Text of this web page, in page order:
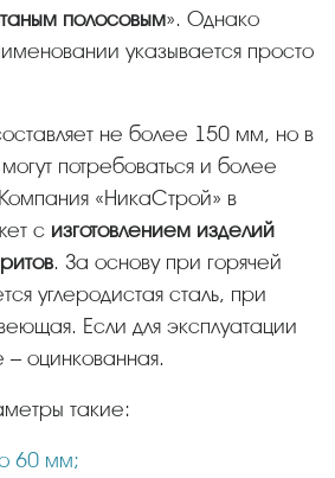
полосовым». Однако
указывается просто
потребоваться и более
«НикаСтрой» в
с изготовлением изделий
. За основу при горячей
углеродистая сталь, при
Если для эксплуатации
оцинкованная.
такие:
60 мм;